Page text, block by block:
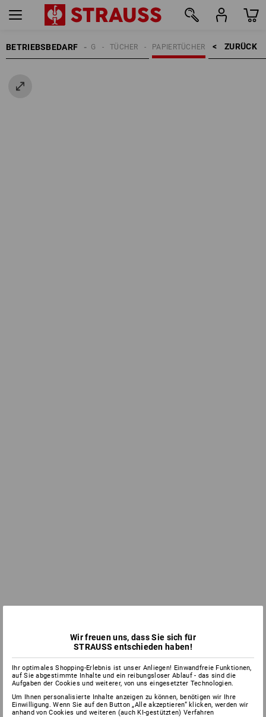
BETRIEBSBEDARF ZURÜCK    >
PAPIERTÜCHER
TÜCHER
REINIGUNG
Wir freuen uns, dass Sie sich für
STRAUSS entschieden haben!
Ihr optimales Shopping-Erlebnis ist unser Anliegen! Einwandfreie Funktionen,
auf Sie abgestimmte Inhalte und ein reibungsloser Ablauf - das sind die
Aufgaben der Cookies und weiterer, von uns eingesetzter Technologien.
Um Ihnen personalisierte Inhalte anzeigen zu können, benötigen wir Ihre
Einwilligung. Wenn Sie auf den Button „Alle akzeptieren“ klicken, werden wir
anhand von Cookies und weiteren (auch KI-gestützten) Verfahren